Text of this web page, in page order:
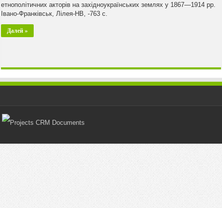
етнополітичних акторів на західноукраїнських землях у 1867—1914 рр.
Івано-Франківськ, Лілея-НВ, -763 с.
Далей »